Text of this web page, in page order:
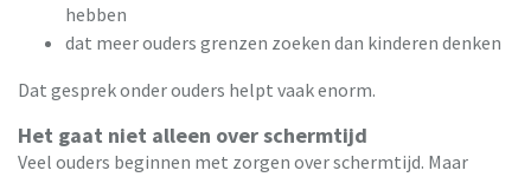
hebben
dat meer ouders grenzen zoeken dan kinderen denken
Dat gesprek onder ouders helpt vaak enorm.
Het gaat niet alleen over schermtijd
Veel ouders beginnen met zorgen over schermtijd. Maar